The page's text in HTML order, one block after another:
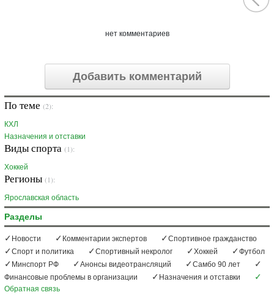
нет комментариев
Добавить комментарий
По теме (2):
КХЛ
Назначения и отставки
Виды спорта (1):
Хоккей
Регионы (1):
Ярославская область
Разделы
Новости Комментарии экспертов
Спортивное гражданство
Спорт и политика
Спортивный некролог Хоккей
Футбол
Минспорт РФ
Анонсы видеотрансляций
Самбо 90 лет
Финансовые проблемы в организации
Назначения и отставки
Обратная связь